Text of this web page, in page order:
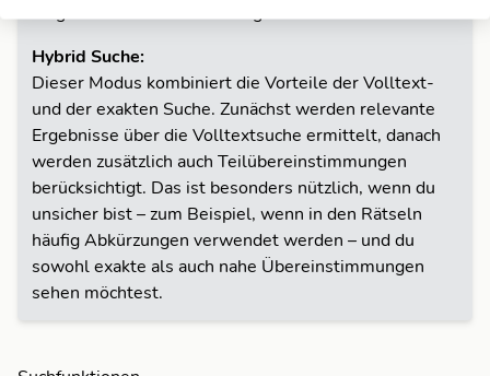
ob genau diese Formulierung vorhanden ist.
Hybrid Suche:
Dieser Modus kombiniert die Vorteile der Volltext-
und der exakten Suche. Zunächst werden relevante
Ergebnisse über die Volltextsuche ermittelt, danach
werden zusätzlich auch Teilübereinstimmungen
berücksichtigt. Das ist besonders nützlich, wenn du
unsicher bist – zum Beispiel, wenn in den Rätseln
häufig Abkürzungen verwendet werden – und du
sowohl exakte als auch nahe Übereinstimmungen
sehen möchtest.